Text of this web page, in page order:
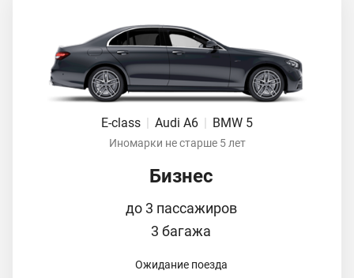
E-class | Audi A6 | BMW 5
Иномарки не старше 5 лет
Бизнес
до 3 пассажиров
3 багажа
Ожидание поезда